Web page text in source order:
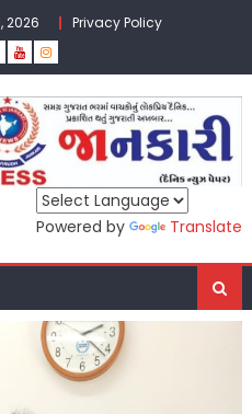
2026 Privacy Policy
Powered by Translate